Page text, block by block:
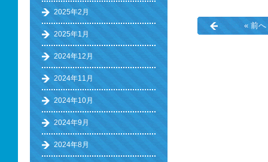
« 前へ
2025年2月
2025年1月
2024年12月
2024年11月
2024年10月
2024年9月
2024年8月